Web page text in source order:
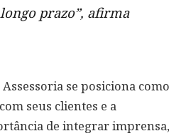
prazo”, afirma
se posiciona como
seus clientes e a
de integrar imprensa,